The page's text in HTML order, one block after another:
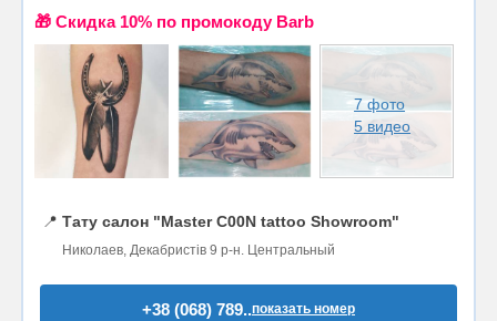
🎁 Cкидка 10% по промокоду Barb
7 фото
5 видео
📍 Тату салон "Master C00N tattoo Showroom"
Николаев, Декабристів 9 р-н. Центральный
+38 (068) 789..показать номер